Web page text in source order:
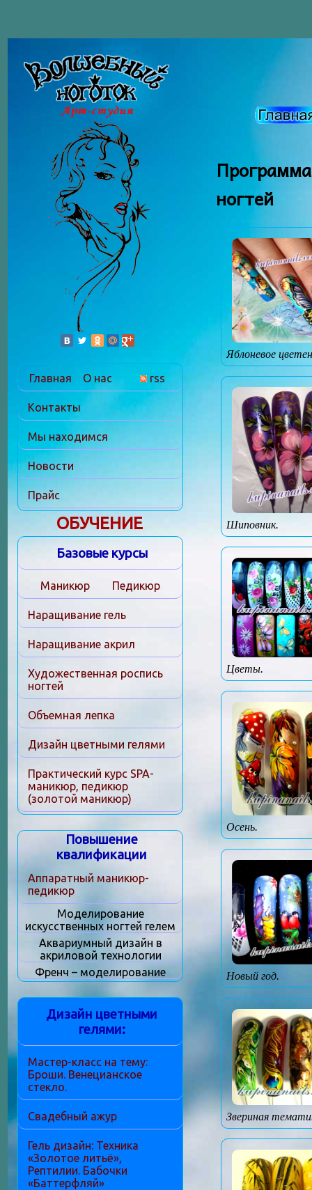
ногтей
Яблоневое
Шиповник.
Цветы.
Осень.
Новый год.
Звериная
Главная О нас rss
Контакты
Мы находимся
Новости
Прайс
ОБУЧЕНИЕ
Базовые курсы
Маникюр Педикюр
Наращивание гель
Наращивание акрил
Художественная роспись
ногтей
Объемная лепка
Дизайн цветными гелями
Практический курс SPA-
маникюр, педикюр
(золотой маникюр)
Повышение
квалификации
Аппаратный маникюр-
педикюр
Моделирование
искусственных ногтей гелем
Аквариумный дизайн в
акриловой технологии
Френч – моделирование
Дизайн цветными
гелями:
Мастер-класс на тему:
Броши. Венецианское
стекло.
Свадебный ажур
Гель дизайн: Техника
«Золотое литьё»,
Рептилии. Бабочки
«Баттерфляй»